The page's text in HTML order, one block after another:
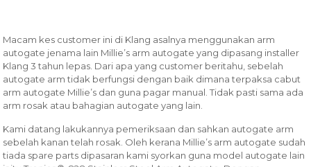
Macam kes customer ini di Klang asalnya menggunakan arm
autogate jenama lain Millie’s arm autogate yang dipasang installer
Klang 3 tahun lepas. Dari apa yang customer beritahu, sebelah
autogate arm tidak berfungsi dengan baik dimana terpaksa cabut
arm autogate Millie’s dan guna pagar manual. Tidak pasti sama ada
arm rosak atau bahagian autogate yang lain.
Kami datang lakukannya pemeriksaan dan sahkan autogate arm
sebelah kanan telah rosak. Oleh kerana Millie’s arm autogate sudah
tiada spare parts dipasaran kami syorkan guna model autogate lain